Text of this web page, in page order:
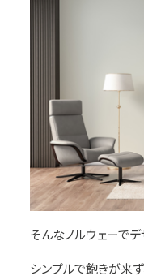
そんなノルウェーで
シンプルで飽きが来